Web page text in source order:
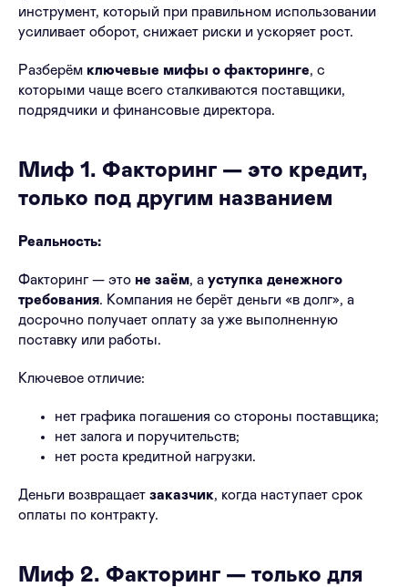
инструмент, который при правильном использовании
усиливает оборот, снижает риски и ускоряет рост.
Разберём ключевые мифы о факторинге, с
которыми чаще всего сталкиваются поставщики,
подрядчики и финансовые директора.
Миф 1. Факторинг — это кредит,
только под другим названием
Реальность:
Факторинг — это не заём, а уступка денежного
требования. Компания не берёт деньги «в долг», а
досрочно получает оплату за уже выполненную
поставку или работы.
Ключевое отличие:
нет графика погашения со стороны поставщика;
нет залога и поручительств;
нет роста кредитной нагрузки.
Деньги возвращает заказчик, когда наступает срок
оплаты по контракту.
Миф 2. Факторинг — только для